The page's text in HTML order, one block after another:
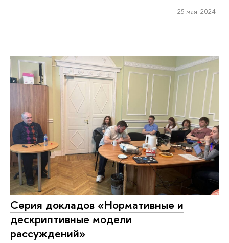
25 мая 2024
Серия докладов «Нормативные и
дескриптивные модели
рассуждений»